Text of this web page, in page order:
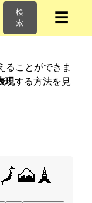
検
索
☰
ることができま
現する方法を見
🗾🗻🗼